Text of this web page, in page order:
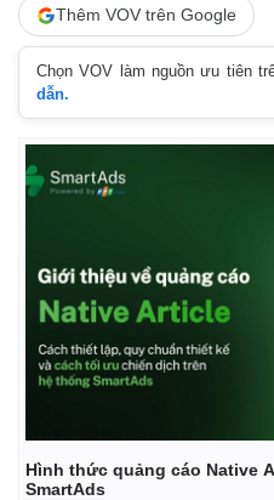
Pháp luật
Vụ án
Thêm VOV trên Google
Chọn VOV làm nguồn ưu tiên
dẫn.
Hình thức quảng cáo Native
SmartAds